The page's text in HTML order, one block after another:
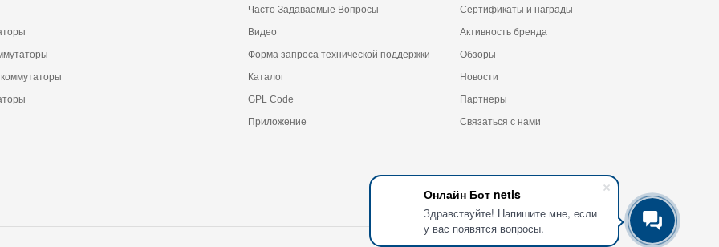
Онлайн Бот netis
Здравствуйте! Напишите мне, если
у вас появятся вопросы.
Часто Задаваемые Вопросы
Видео
Форма запроса технической поддержки
Каталог
GPL Code
Приложение
Сертификаты и награды
Активность бренда
Обзоры
Новости
Партнеры
Связаться с нами